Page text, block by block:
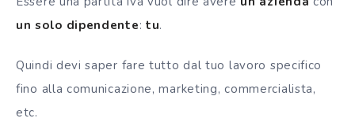
un solo dipendente:tu.
Quindi devi saper fare tutto dal tuo lavoro specifico
fino alla comunicazione, marketing, commercialista,
etc.